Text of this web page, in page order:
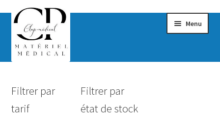
Menu
Hygiène
Filtrer par
tarif
Filtrer par
état de stock